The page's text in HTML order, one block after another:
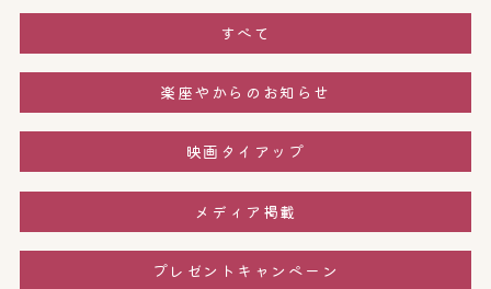
すべて
楽座やからのお知らせ
映画タイアップ
メディア掲載
プレゼントキャンペーン